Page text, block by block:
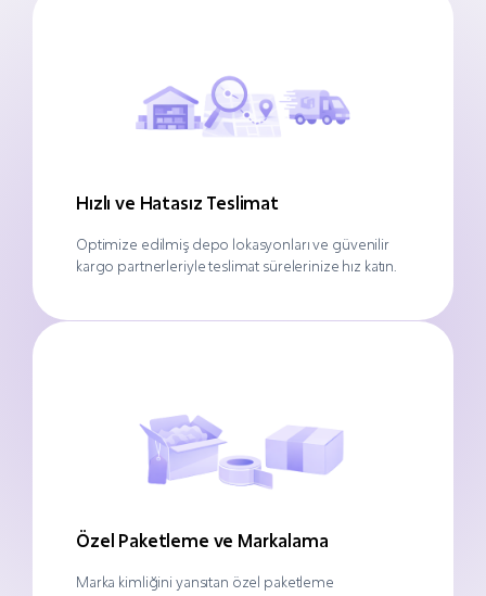
Hızlı ve Hatasız Teslimat
Optimize edilmiş depo lokasyonları ve güvenilir
kargo partnerleriyle teslimat sürelerinize hız katın.
Özel Paketleme ve Markalama
Marka kimliğini yansıtan özel paketleme